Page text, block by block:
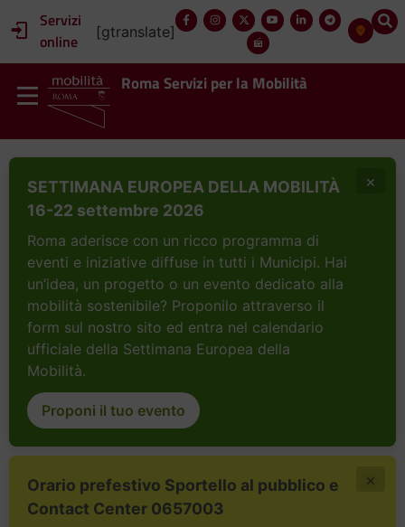
Servizi
online
[gtranslate]
Roma Servizi per la Mobilità
SETTIMANA EUROPEA DELLA MOBILITÀ
16-22 settembre 2026
Roma aderisce con un ricco programma di
eventi e iniziative diffuse in tutti i Municipi. Hai
un’idea, un progetto o un evento dedicato alla
mobilità sostenibile? Proponilo attraverso il
form sul nostro sito ed entra nel calendario
ufficiale della Settimana Europea della
Mobilità.
Proponi il tuo evento
×
Orario prefestivo Sportello al pubblico e
Contact Center 0657003
×